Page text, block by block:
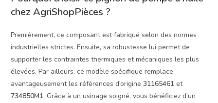
chez AgriShopPièces ?
Premièrement, ce composant est fabriqué selon des normes
industrielles strictes. Ensuite, sa robustesse lui permet de
supporter les contraintes thermiques et mécaniques les plus
élevées. Par ailleurs, ce modèle spécifique remplace
avantageusement les références d’origine31165461 et
734850M1. Grâce à un usinage soigné, vous bénéficiez d’un